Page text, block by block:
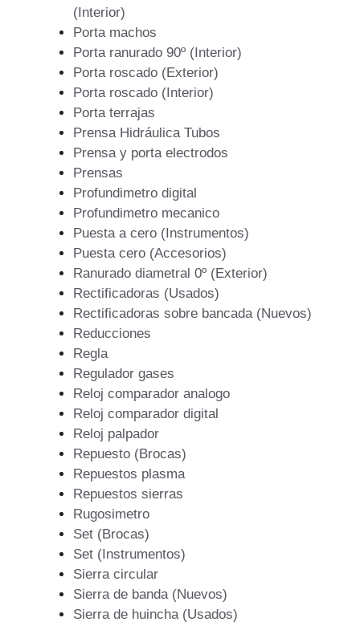
(Interior)
Porta machos
Porta ranurado 90º (Interior)
Porta roscado (Exterior)
Porta roscado (Interior)
Porta terrajas
Prensa Hidráulica Tubos
Prensa y porta electrodos
Prensas
Profundimetro digital
Profundimetro mecanico
Puesta a cero (Instrumentos)
Puesta cero (Accesorios)
Ranurado diametral 0º (Exterior)
Rectificadoras (Usados)
Rectificadoras sobre bancada (Nuevos)
Reducciones
Regla
Regulador gases
Reloj comparador analogo
Reloj comparador digital
Reloj palpador
Repuesto (Brocas)
Repuestos plasma
Repuestos sierras
Rugosimetro
Set (Brocas)
Set (Instrumentos)
Sierra circular
Sierra de banda (Nuevos)
Sierra de huincha (Usados)